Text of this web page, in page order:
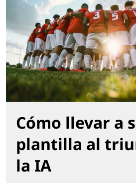
Cómo llevar a
plantilla al
la IA